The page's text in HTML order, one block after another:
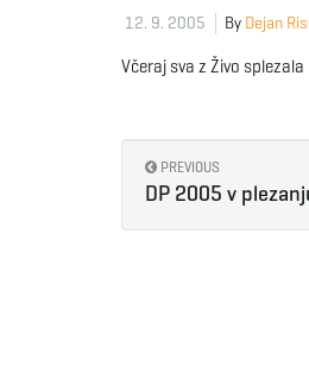
12. 9. 2005 By Dejan
Včeraj sva z Živo
PREVIOUS
DP 2005 v